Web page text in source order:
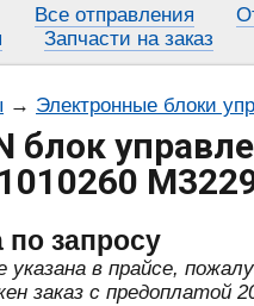
Все отправления
Запчасти на заказ
→ Электронные блоки
блок
по запросу
указана в прайсе,
заказ с предоплатой